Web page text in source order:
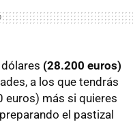
(28.200 euros)
a los que tendrás
euros) más si quieres
el pastizal